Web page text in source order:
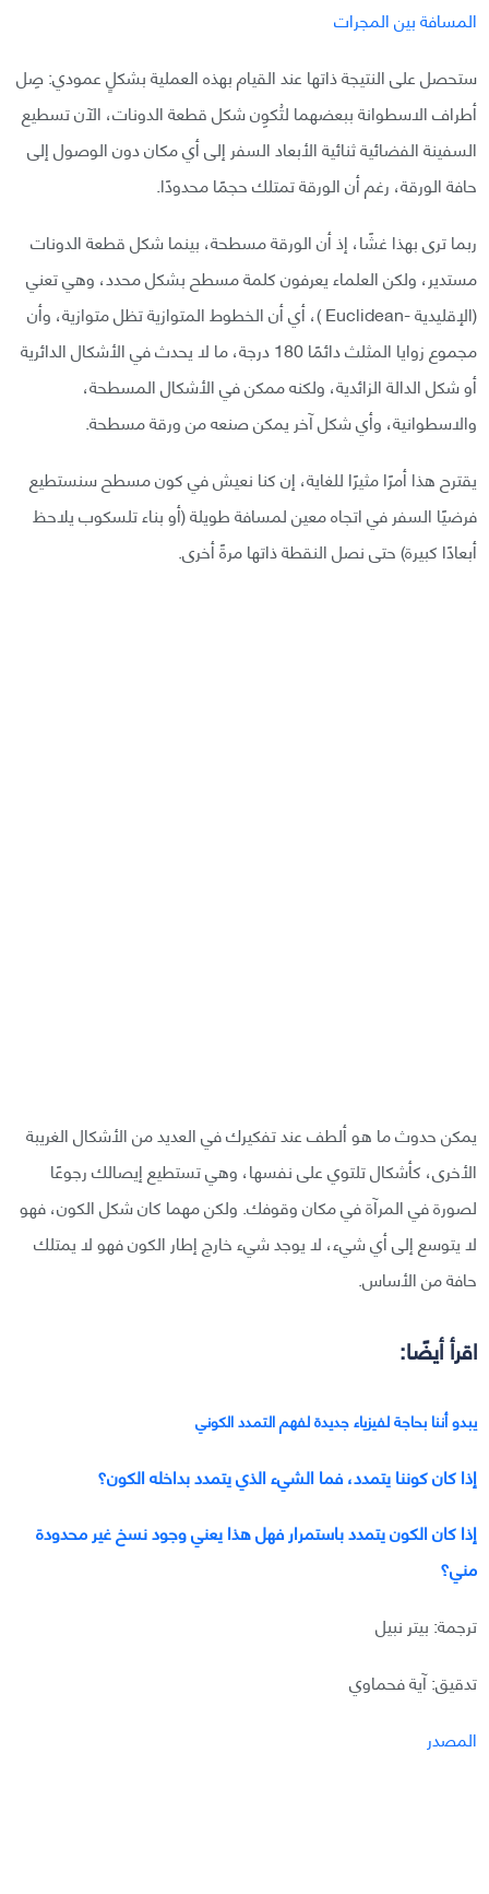
ستحصل على النتيجة ذاتها عند القيام بهذه العملية بشكلٍ عمودي: صِل
أطراف الاسطوانة ببعضهما لتُكوِن شكل قطعة الدونات، الآن تسطيع
السفينة الفضائية ثنائية الأبعاد السفر إلى أي مكان دون الوصول إلى
حافة الورقة، رغم أن الورقة تمتلك حجمًا محدودًا.
ربما ترى بهذا غشًا، إذ أن الورقة مسطحة، بينما شكل قطعة الدونات
مستدير، ولكن العلماء يعرفون كلمة مسطح بشكل محدد، وهي تعني
(الإقليدية -Euclidean )، أي أن الخطوط المتوازية تظل متوازية، وأن
مجموع زوايا المثلث دائمًا 180 درجة، ما لا يحدث في الأشكال الدائرية
أو شكل الدالة الزائدية، ولكنه ممكن في الأشكال المسطحة،
والاسطوانية، وأي شكل آخر يمكن صنعه من ورقة مسطحة.
يقترح هذا أمرًا مثيرًا للغاية، إن كنا نعيش في كون مسطح سنستطيع
فرضيًا السفر في اتجاه معين لمسافة طويلة (أو بناء تلسكوب يلاحظ
أبعادًا كبيرة) حتى نصل النقطة ذاتها مرةً أخرى.
يمكن حدوث ما هو ألطف عند تفكيرك في العديد من الأشكال الغريبة
الأخرى، كأشكال تلتوي على نفسها، وهي تستطيع إيصالك رجوعًا
لصورة في المرآة في مكان وقوفك. ولكن مهما كان شكل الكون، فهو
لا يتوسع إلى أي شيء، لا يوجد شيء خارج إطار الكون فهو لا يمتلك
حافة من الأساس.
اقرأ أيضًا:
يبدو أننا بحاجة لفيزياء جديدة لفهم التمدد الكوني
إذا كان كوننا يتمدد، فما الشيء الذي يتمدد بداخله الكون؟
إذا كان الكون يتمدد باستمرار فهل هذا يعني وجود نسخ غير محدودة
مني؟
ترجمة: بيتر نبيل
تدقيق: آية فحماوي
المصدر